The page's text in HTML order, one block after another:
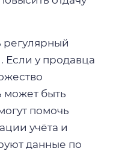
регулярный
Если у продавца
может быть
помочь
учёта и
данные по